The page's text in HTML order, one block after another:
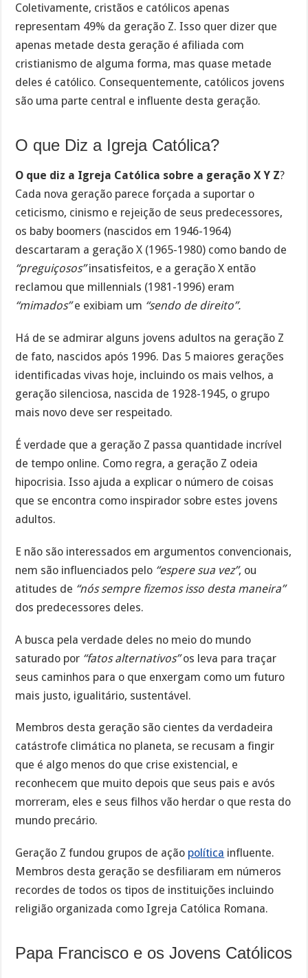
Coletivamente, cristãos e católicos apenas
representam 49% da geração Z. Isso quer dizer que
apenas metade desta geração é afiliada com
cristianismo de alguma forma, mas quase metade
deles é católico. Consequentemente, católicos jovens
são uma parte central e influente desta geração.
O que Diz a Igreja Católica?
O que diz a Igreja Católica sobre a geração X Y Z?
Cada nova geração parece forçada a suportar o
ceticismo, cinismo e rejeição de seus predecessores,
os baby boomers (nascidos em 1946-1964)
descartaram a geração X (1965-1980) como bando de
“preguiçosos”insatisfeitos, e a geração X então
reclamou que millennials (1981-1996) eram
“mimados”e exibiam um “sendo de direito”.
Há de se admirar alguns jovens adultos na geração Z
de fato, nascidos após 1996. Das 5 maiores gerações
identificadas vivas hoje, incluindo os mais velhos, a
geração silenciosa, nascida de 1928-1945, o grupo
mais novo deve ser respeitado.
É verdade que a geração Z passa quantidade incrível
de tempo online. Como regra, a geração Z odeia
hipocrisia. Isso ajuda a explicar o número de coisas
que se encontra como inspirador sobre estes jovens
adultos.
E não são interessados em argumentos convencionais,
nem são influenciados pelo “espere sua vez”, ou
atitudes de “nós sempre fizemos isso desta maneira”
dos predecessores deles.
A busca pela verdade deles no meio do mundo
saturado por “fatos alternativos”os leva para traçar
seus caminhos para o que enxergam como um futuro
mais justo, igualitário, sustentável.
Membros desta geração são cientes da verdadeira
catástrofe climática no planeta, se recusam a fingir
que é algo menos do que crise existencial, e
reconhecem que muito depois que seus pais e avós
morreram, eles e seus filhos vão herdar o que resta do
mundo precário.
Geração Z fundou grupos de ação política influente.
Membros desta geração se desfiliaram em números
recordes de todos os tipos de instituições incluindo
religião organizada como Igreja Católica Romana.
Papa Francisco e os Jovens Católicos